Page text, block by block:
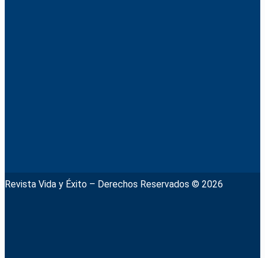
Revista Vida y Éxito – Derechos Reservados © 2026